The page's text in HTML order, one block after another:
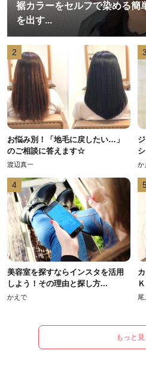
裾カラーをセルフで染める簡
を出す...
2
お悩み別！「地毛に戻したい…」
のご相談に答えます☆
渡辺真一
3
か
4
美容室を探すならインスタを活用
しよう！その理由と探し方...
かえで
5
尾
もっと見